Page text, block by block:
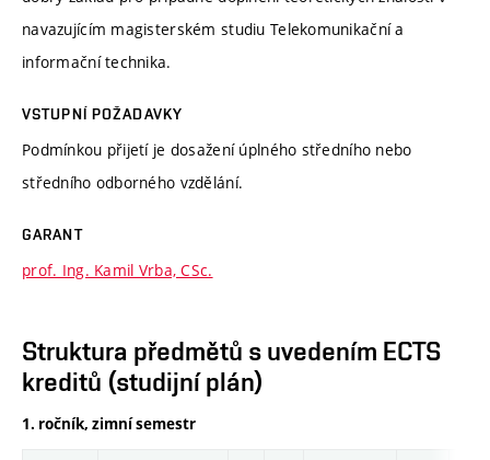
navazujícím magisterském studiu Telekomunikační a
informační technika.
VSTUPNÍ POŽADAVKY
Podmínkou přijetí je dosažení úplného středního nebo
středního odborného vzdělání.
GARANT
prof. Ing. Kamil Vrba, CSc.
Struktura předmětů s uvedením ECTS
kreditů (studijní plán)
1. ročník, zimní semestr